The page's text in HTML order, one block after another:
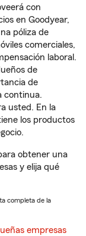
con
en Goodyear,
póliza de
comerciales,
laboral.
de
de
continua.
usted. En la
los productos
obtener una
y elija qué
completa de la
empresas